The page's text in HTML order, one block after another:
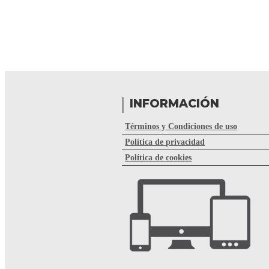
INFORMACIÓN
Términos y Condiciones de uso
Política de privacidad
Política de cookies